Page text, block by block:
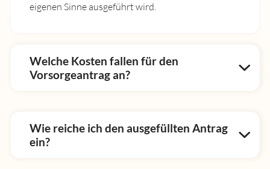
eigenen Sinne ausgeführt wird.
Welche Kosten fallen für den
Vorsorgeantrag an?
Wie reiche ich den ausgefüllten Antrag
ein?